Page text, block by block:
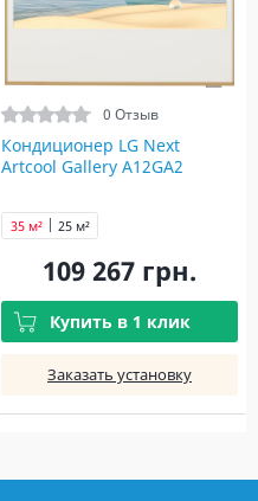
0 Отзыв
Кондиционер LG Next
Artcool Gallery A12GA2
25 м²
35 м²
109 267 грн.
Купить в 1 клик
Заказать установку